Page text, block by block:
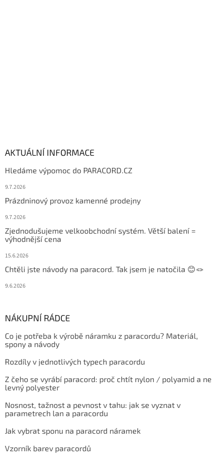
AKTUÁLNÍ INFORMACE
Hledáme výpomoc do PARACORD.CZ
9.7.2026
Prázdninový provoz kamenné prodejny
9.7.2026
Zjednodušujeme velkoobchodní systém. Větší balení =
výhodnější cena
15.6.2026
Chtěli jste návody na paracord. Tak jsem je natočila 😊🪢
9.6.2026
NÁKUPNÍ RÁDCE
Co je potřeba k výrobě náramku z paracordu? Materiál,
spony a návody
Rozdíly v jednotlivých typech paracordu
Z čeho se vyrábí paracord: proč chtít nylon / polyamid a ne
levný polyester
Nosnost, tažnost a pevnost v tahu: jak se vyznat v
parametrech lan a paracordu
Jak vybrat sponu na paracord náramek
Vzorník barev paracordů